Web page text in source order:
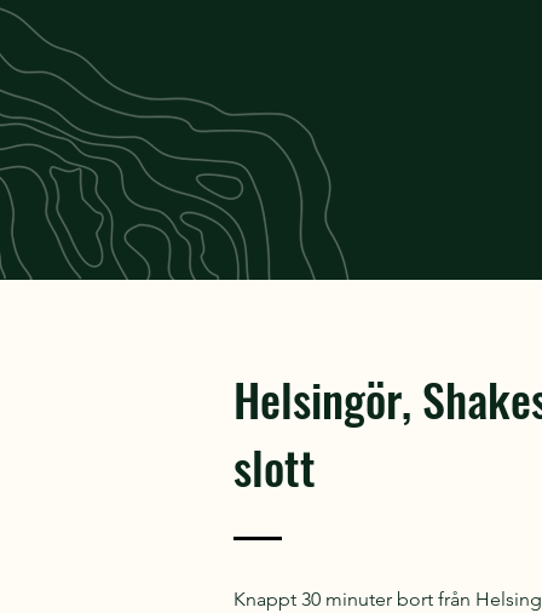
Helsingör,
slott
Knappt 30 minuter bort från